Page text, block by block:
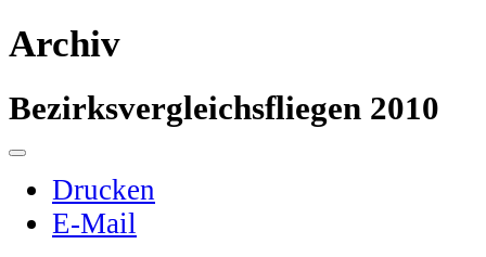
Archiv
Bezirksvergleichsfliegen 2010
Drucken
E-Mail